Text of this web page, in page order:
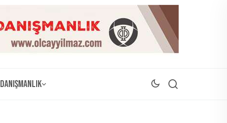
Danışmanlık